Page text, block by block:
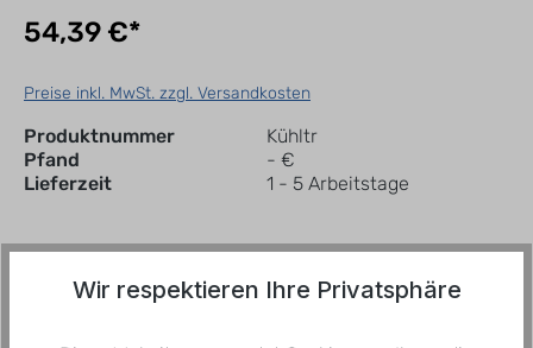
54,39 €*
Preise inkl. MwSt. zzgl. Versandkosten
Produktnummer
Kühltr
Pfand
- €
Lieferzeit
1 - 5 Arbeitstage
In den Warenkorb
Wir respektieren Ihre Privatsphäre